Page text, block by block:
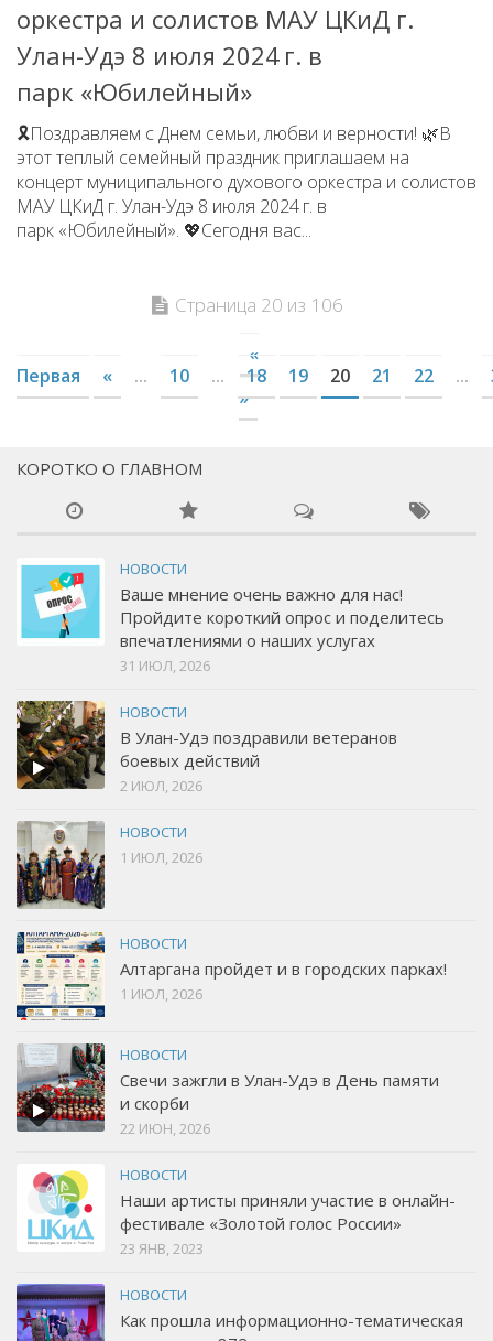
оркестра и солистов МАУ ЦКиД г.
Улан-Удэ 8 июля 2024 г. в
парк «Юбилейный»
🎗Поздравляем с Днем семьи, любви и верности! 🌿В
этот теплый семейный праздник приглашаем на
концерт муниципального духового оркестра и солистов
МАУ ЦКиД г. Улан-Удэ 8 июля 2024 г. в
парк «Юбилейный». 💖Сегодня вас...
Страница 20 из 106
«
Первая
« ... 10 ... 18 19 20 21 22 ...
»
КОРОТКО О ГЛАВНОМ
НОВОСТИ
Ваше мнение очень важно для нас!
Пройдите короткий опрос и поделитесь
впечатлениями о наших услугах
31 ИЮЛ, 2026
НОВОСТИ
В Улан-Удэ поздравили ветеранов
боевых действий
2 ИЮЛ, 2026
НОВОСТИ
1 ИЮЛ, 2026
НОВОСТИ
Алтаргана пройдет и в городских парках!
1 ИЮЛ, 2026
НОВОСТИ
Свечи зажгли в Улан-Удэ в День памяти
и скорби
22 ИЮН, 2026
НОВОСТИ
Наши артисты приняли участие в онлайн-
фестивале «Золотой голос России»
23 ЯНВ, 2023
НОВОСТИ
Как прошла информационно-тематическая